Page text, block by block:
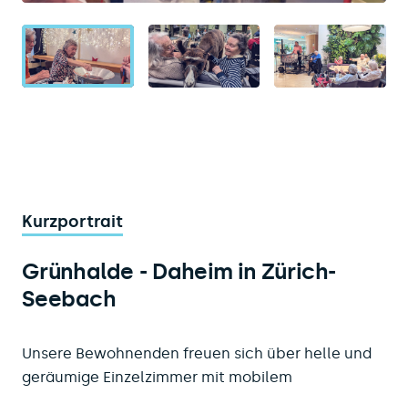
Kurzportrait
Grünhalde - Daheim in Zürich-
Seebach
Unsere Bewohnenden freuen sich über helle und
geräumige Einzelzimmer mit mobilem